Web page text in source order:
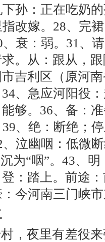
孙：正在吃奶
改嫁。28、完
、衰：弱。31、
求。从：跟从，
吉利区（原河
、急应河阳役
够。36、备：
、绝：断绝；
泣幽咽：低微
为“咽”。43、
：踏上。前途
今河南三门峡
，夜里有差役